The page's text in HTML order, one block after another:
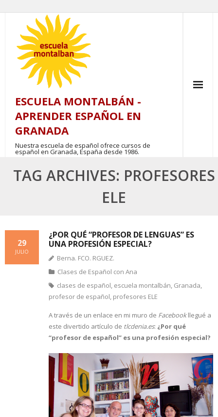
content
ESCUELA MONTALBÁN -
APRENDER ESPAÑOL EN
GRANADA
Nuestra escuela de español ofrece cursos de
español en Granada, España desde 1986.
TAG ARCHIVES: PROFESORES
ELE
¿POR QUÉ “PROFESOR DE LENGUAS” ES
UNA PROFESIÓN ESPECIAL?
29
JULIO
Berna. FCO. RGUEZ.
Clases de Español con Ana
clases de español, escuela montalbán, Granada,
profesor de español, profesores ELE
A través de un enlace en mi muro de Facebookllegué a
este divertido artículo de tlcdenia.es: ¿Por qué
“profesor de español” es una profesión especial?